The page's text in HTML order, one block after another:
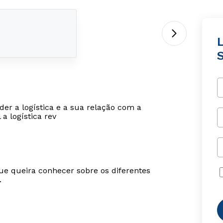
a logística e a sua relação com a
a logística rev
queira conhecer sobre os diferentes